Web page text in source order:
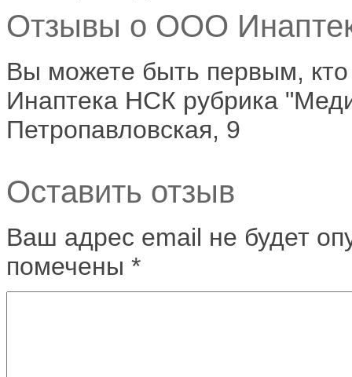
Отзывы о ООО
Вы можете быть первым,
Инаптека НСК рубрика
Петропавловская, 9
Оставить отзыв
Ваш адрес email не будет
помечены *